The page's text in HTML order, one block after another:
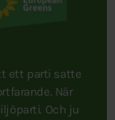
ett parti satte
När
Och ju